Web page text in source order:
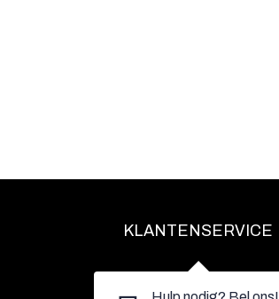
KLANTENSERVICE